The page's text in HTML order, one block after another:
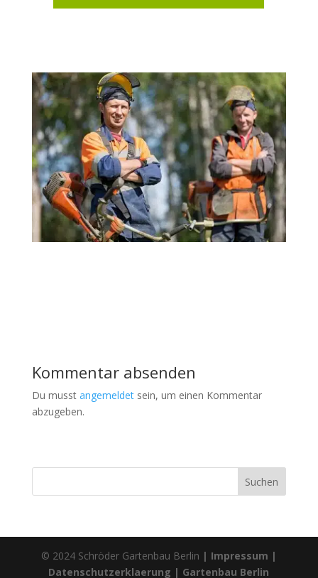
Kommentar absenden
Du musst angemeldetsein, um einen Kommentar
abzugeben.
© 2024 Schröder Gartenbau Berlin | Impressum |
Datenschutzerklaerung | Gartenbau Berlin